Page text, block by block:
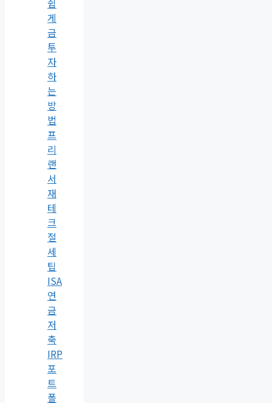
게
금
투
자
하
는
방
법
프
리
랜
서
재
테
크
절
세
팁
ISA
연
금
저
축
IRP
포
트
폴